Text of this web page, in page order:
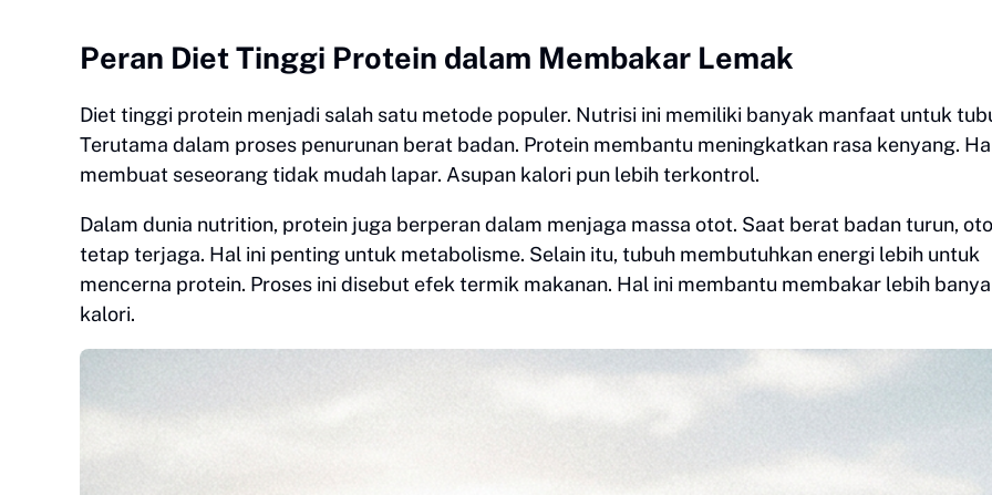
Peran Diet Tinggi Protein dalam Membakar Lemak
Diet tinggi protein menjadi salah satu metode populer. Nutrisi ini memiliki banyak manfaat untuk
Terutama dalam proses penurunan berat badan. Protein membantu meningkatkan rasa kenyang.
membuat seseorang tidak mudah lapar. Asupan kalori pun lebih terkontrol.
Dalam dunia nutrition, protein juga berperan dalam menjaga massa otot. Saat berat badan turun,
tetap terjaga. Hal ini penting untuk metabolisme. Selain itu, tubuh membutuhkan energi lebih untuk
mencerna protein. Proses ini disebut efek termik makanan. Hal ini membantu membakar lebih
kalori.